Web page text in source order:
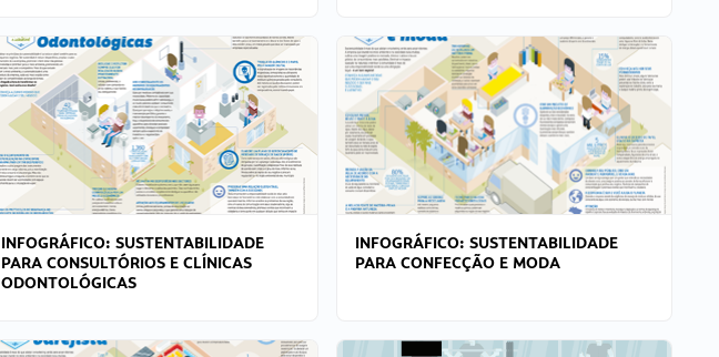
INFOGRÁFICO: SUSTENTABILIDADE
PARA CONSULTÓRIOS E CLÍNICAS
ODONTOLÓGICAS
INFOGRÁFICO: SUSTENTABILIDADE
PARA CONFECÇÃO E MODA